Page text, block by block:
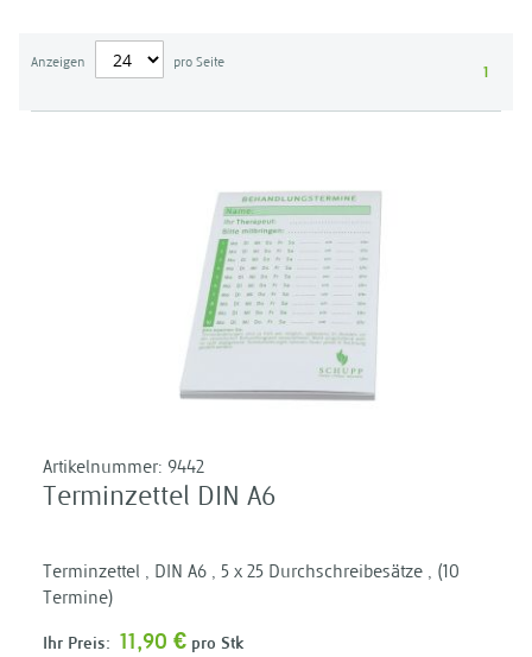
Anzeigen pro Seite 1
Artikelnummer: 9442
Terminzettel DIN A6
Terminzettel , DIN A6 , 5 x 25 Durchschreibesätze , (10
Termine)
Ihr Preis: 11,90 € pro Stk